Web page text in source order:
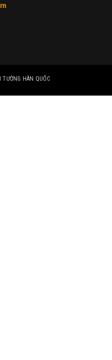
HÀN QUỐC